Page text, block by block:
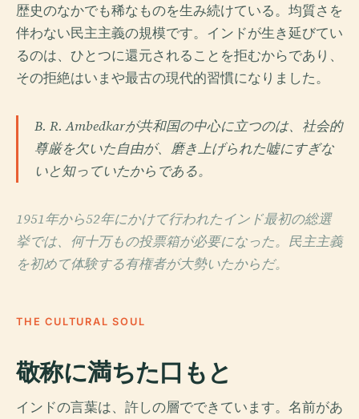
歴史のなかでも稀なものを生み続けている。均質さを
伴わない民主主義の規模です。インドが生き延びてい
るのは、ひとつに還元されることを拒むからであり、
その拒絶はいまや最古の現代的習慣になりました。
B. R. Ambedkarが共和国の中心に立つのは、社会的
尊厳を欠いた自由が、磨き上げられた嘘にすぎな
いと知っていたからである。
1951年から52年にかけて行われたインド最初の総選
挙では、何十万もの投票箱が必要になった。民主主義
を初めて体験する有権者が大勢いたからだ。
THE CULTURAL SOUL
敬称に満ちた口もと
インドの言葉は、許しの層でできています。名前があ